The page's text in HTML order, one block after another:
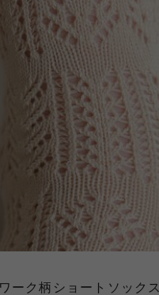
ーク柄ショートソックス